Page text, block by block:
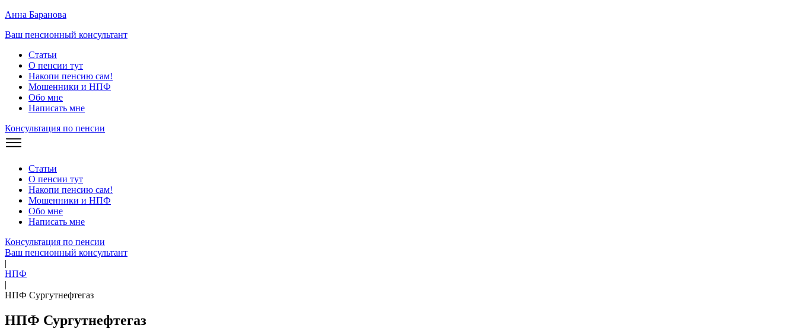
Анна Баранова
Ваш пенсионный консультант
Статьи
О пенсии тут
Накопи пенсию сам!
Мошенники и НПФ
Обо мне
Написать мне
Консультация по пенсии
Статьи
О пенсии тут
Накопи пенсию сам!
Мошенники и НПФ
Обо мне
Написать мне
Консультация по пенсии
Ваш пенсионный консультант
|
НПФ
|
НПФ Сургутнефтегаз
НПФ Сургутнефтегаз